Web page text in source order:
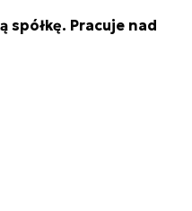
spółkę. Pracuje nad